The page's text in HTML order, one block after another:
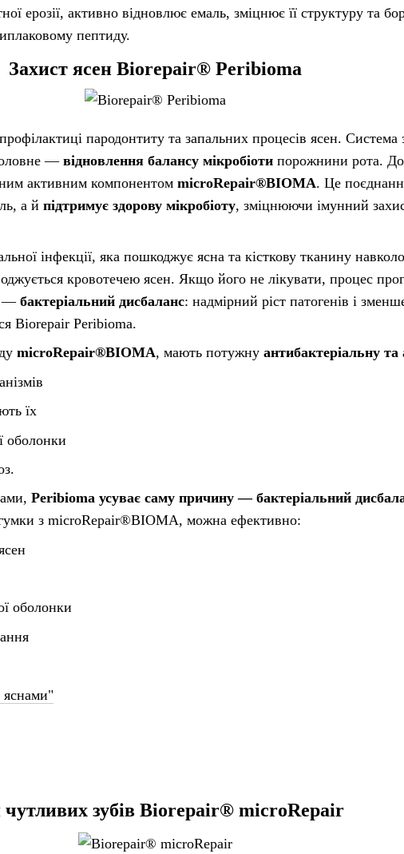
ерозії, активно відновлює емаль, зміцнює її структуру та
пептиду.
Захист ясен Biorepair® Peribioma
пародонтиту та запальних процесів ясен. Система
—відновлення балансу мікробіоти порожнини рота. До
активним компонентом microRepair®BIOMA. Це
а й підтримує здорову мікробіоту, зміцнюючи імунний
інфекції, яка пошкоджує ясна та кісткову тканину
кровотечею ясен. Якщо його не лікувати, процес
— бактеріальний дисбаланс: надмірний ріст патогенів і
Biorepair Peribioma.
microRepair®BIOMA, мають потужну антибактеріальну
їх
оболонки
Peribioma усуває саму причину — бактеріальний
з microRepair®BIOMA, можна ефективно:
оболонки
яснами"
зубів Biorepair® microRepair